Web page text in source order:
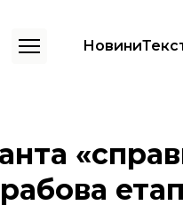
Новини
диверсантів»